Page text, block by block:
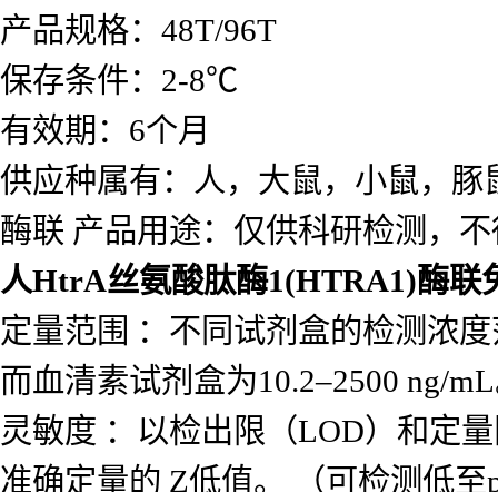
产品规格：48T/96T
保存条件：2-8℃
有效期：6个月
供应种属有：人，大鼠，小鼠，
酶联 产品用途：仅供科研检测，
人HtrA丝氨酸肽酶1(HTRA1)酶联
定量范围 ：不同试剂盒的检测浓
而血清素试剂盒为10.2–2500 ng/
灵敏度 ：以检出限（LOD）和定
准确定量的 Z低值。 （可检测低